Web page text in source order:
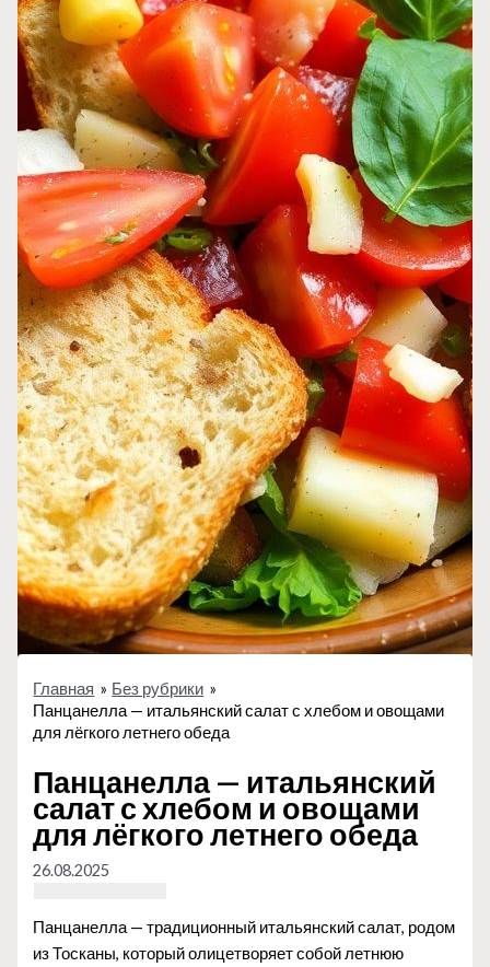
Главная
Без рубрики
Панцанелла — итальянский салат с хлебом и овощами
для лёгкого летнего обеда
Панцанелла — итальянский
салат с хлебом и овощами
для лёгкого летнего обеда
26.08.2025
Панцанелла — традиционный итальянский салат, родом
из Тосканы, который олицетворяет собой летнюю